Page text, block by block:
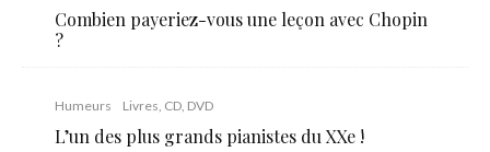
Combien payeriez-vous une leçon avec Chopin
?
Humeurs Livres, CD, DVD
L’un des plus grands pianistes du XXe !